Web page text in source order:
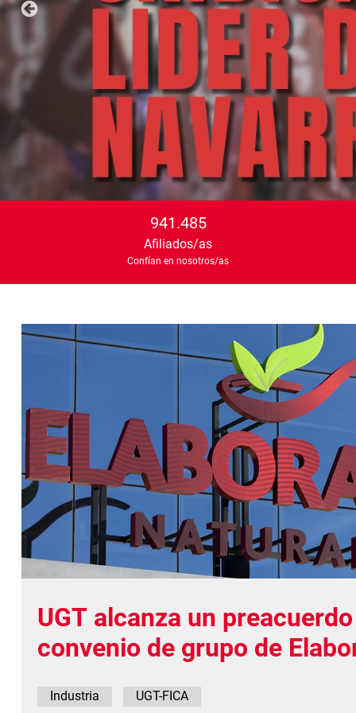
941.485
Afiliados/as
Confían en nosotros/as
UGT alcanza un
convenio de grupo de
Industria UGT-FICA